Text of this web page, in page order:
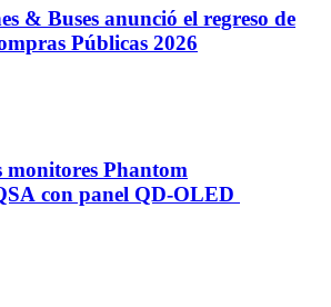
& Buses anunció el regreso de
Públicas 2026
monitores Phantom
con panel QD-OLED